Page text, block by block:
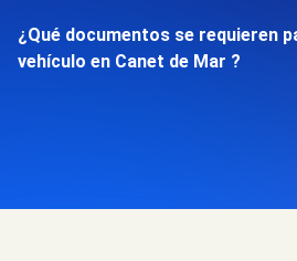
¿Qué documentos se requieren
vehículo en Canet de Mar ?